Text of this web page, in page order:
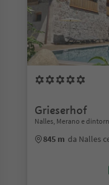
Grieserhof
Nalles, Merano e
845 m da Nalles